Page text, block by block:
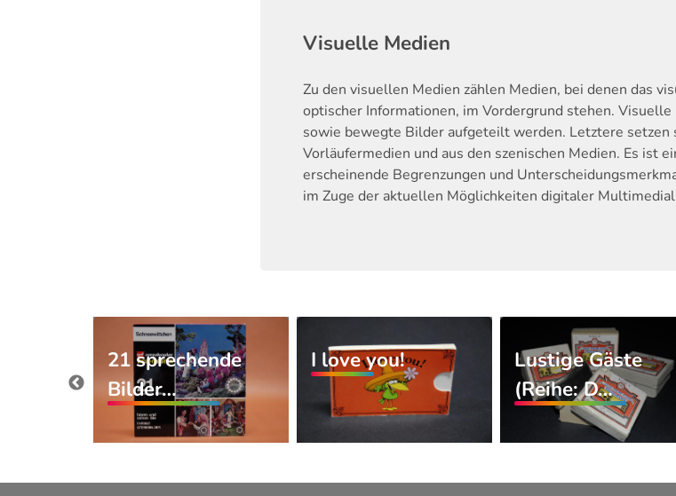
Visuelle Medien
Zu den visuellen Medien zählen Medien, bei denen das
optischer Informationen, im Vordergrund stehen.
sowie bewegte Bilder aufgeteilt werden. Letztere setzen
Vorläufermedien und aus den szenischen Medien. Es ist
erscheinende Begrenzungen und
im Zuge der aktuellen Möglichkeiten digitaler
21 sprechende
Bilder…
I love you!
Lustige Gäste
(Reihe: D…